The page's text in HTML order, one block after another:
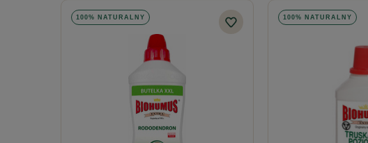
100% NATURALNY 100% NATURALNY